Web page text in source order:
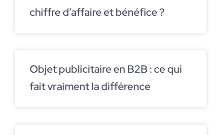
chiffre d’affaire et bénéfice ?
Objet publicitaire en B2B : ce qui
fait vraiment la différence